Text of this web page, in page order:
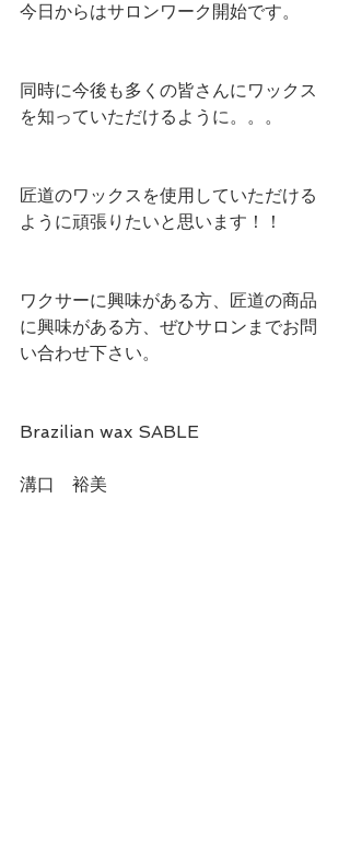
今日からはサロンワーク開始です。
同時に今後も多くの皆さんにワックス
を知っていただけるように。。。
匠道のワックスを使用していただける
ように頑張りたいと思います！！
ワクサーに興味がある方、匠道の商品
に興味がある方、ぜひサロンまでお問
い合わせ下さい。
Brazilian wax SABLE
溝口　裕美